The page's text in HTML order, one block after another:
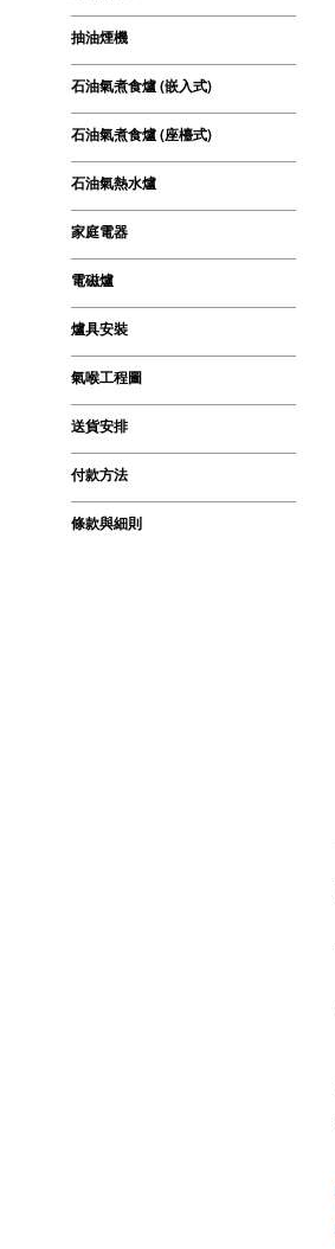
抽油煙機
石油氣煮食爐 (嵌入式)
石油氣煮食爐 (座檯式)
石油氣熱水爐
家庭電器
電磁爐
爐具安裝
氣喉工程圖
送貨安排
付款方法
條款與細則